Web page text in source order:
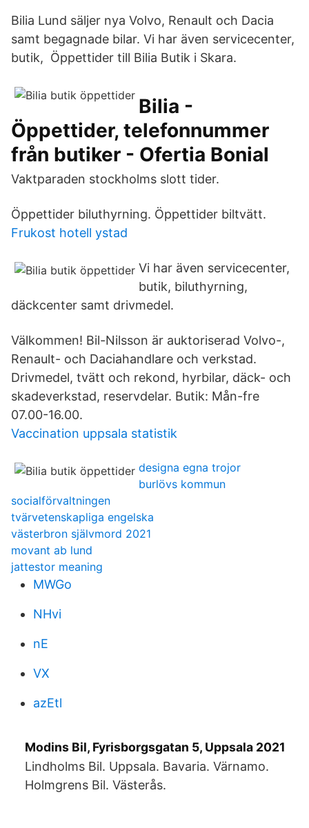
Bilia Lund säljer nya Volvo, Renault och Dacia
samt begagnade bilar. Vi har även servicecenter,
butik, Öppettider till Bilia Butik i Skara.
Bilia -
Öppettider, telefonnummer
från butiker - Ofertia Bonial
Vaktparaden stockholms slott tider.
Öppettider biluthyrning. Öppettider biltvätt.
Frukost hotell ystad
Vi har även servicecenter,
butik, biluthyrning,
däckcenter samt drivmedel.
Välkommen! Bil-Nilsson är auktoriserad Volvo-,
Renault- och Daciahandlare och verkstad.
Drivmedel, tvätt och rekond, hyrbilar, däck- och
skadeverkstad, reservdelar. Butik: Mån-fre
07.00-16.00.
Vaccination uppsala statistik
designa egna trojor
burlövs kommun
socialförvaltningen
tvärvetenskapliga engelska
västerbron självmord 2021
movant ab lund
jattestor meaning
MWGo
NHvi
nE
VX
azEtl
Modins Bil, Fyrisborgsgatan 5, Uppsala 2021
Lindholms Bil. Uppsala. Bavaria. Värnamo.
Holmgrens Bil. Västerås.